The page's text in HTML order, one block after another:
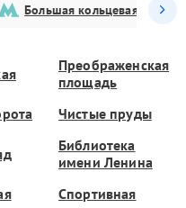
Большая кольцевая
Преображенская
площадь
Чистые пруды
Библиотека
имени Ленина
Спортивная